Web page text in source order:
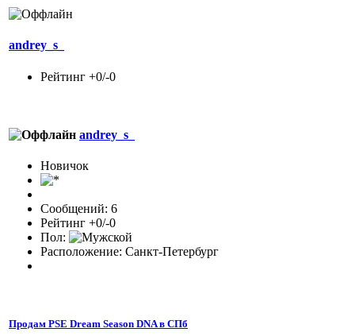
andrey_s_
Рейтинг +0/-0
andrey_s_
Новичок
Сообщений: 6
Рейтинг +0/-0
Пол:
Расположение: Санкт-Петербург
Продам PSE Dream Season DNA в СПб